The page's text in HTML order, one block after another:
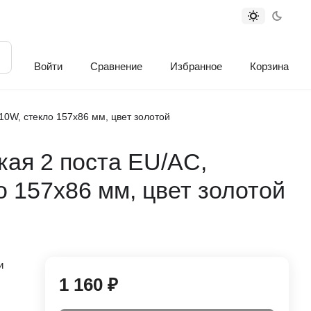
Войти Сравнение Избранное Корзина
стекло 157х86 мм, цвет золотой
2 поста EU/AC,
157х86 мм, цвет золотой
1 160 ₽